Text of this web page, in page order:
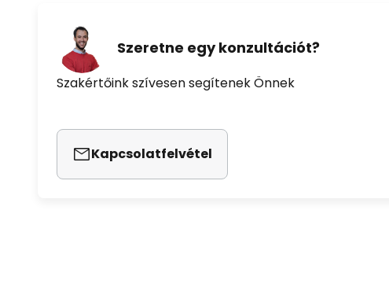
Szeretne egy konzultációt?
Szakértőink szívesen segítenek Önnek
Kapcsolatfelvétel